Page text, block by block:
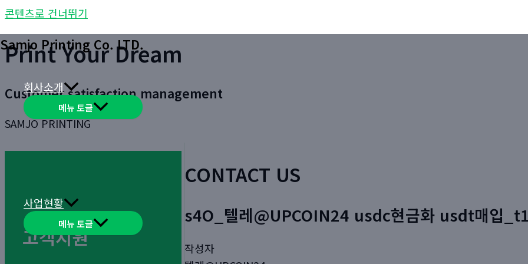
콘텐츠로 건너뛰기
Samjo Printing Co. LTD.
회사소개
메뉴 토글
사업현황
메뉴 토글
Print Your Dream
Customer satisfaction management
SAMJO PRINTING
고객지원
CONTACT US
s4O_텔레@UPCOIN24 usdc현금화 usdt매입
작성자